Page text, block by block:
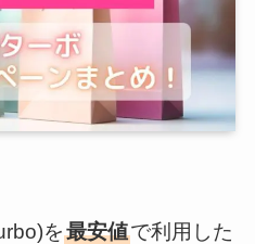
を最安値で利用した